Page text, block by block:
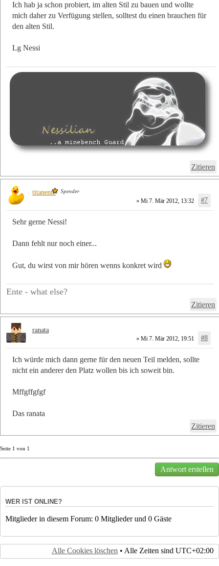
Ich hab ja schon probiert, im alten Stil zu bauen und wollte
mich daher zu Verfügung stellen, solltest du einen brauchen für
den alten Stil.
Lg Nessi
Zitieren
» Mi 7. Mär 2012, 13:32 #7
Sehr gerne Nessi!
Dann fehlt nur noch einer...
Gut, du wirst von mir hören wenns konkret wird
Ente - what else?
Zitieren
titanente Spender
» Mi 7. Mär 2012, 19:51 #8
Ich würde mich dann gerne für den neuen Teil melden, sollte
nicht ein anderer den Platz wollen bis ich soweit bin.
Mffgffgfgf
Das ranata
Zitieren
ranata
Seite 1 von 1
Antwort erstellen
WER IST ONLINE?
Mitglieder in diesem Forum: 0 Mitglieder und 0 Gäste
Alle Cookies löschen • Alle Zeiten sind UTC+02:00